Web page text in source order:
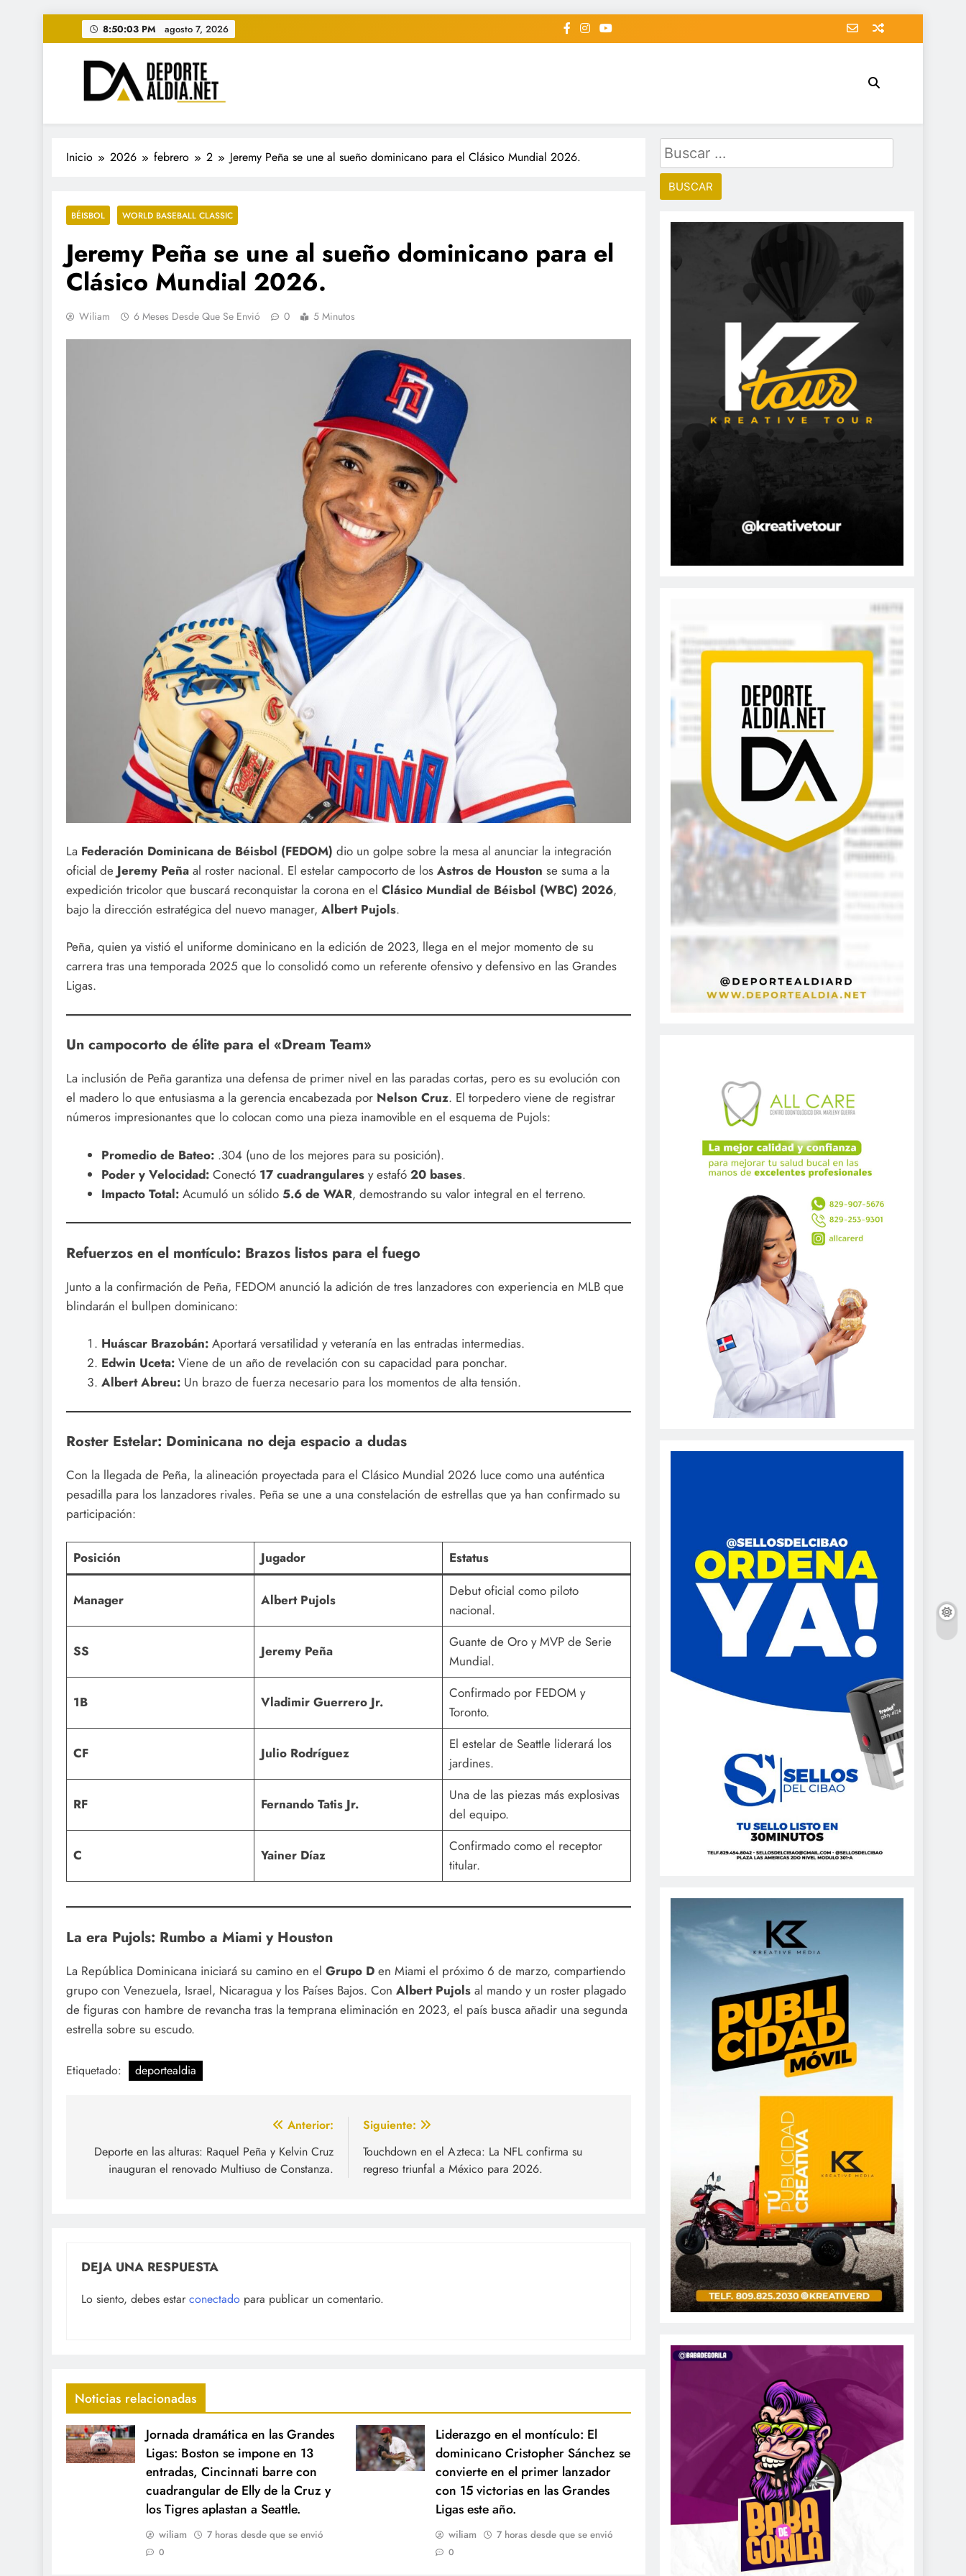
al
contenido
8:50:05 PM agosto 7, 2026
• DEPORTE AL DIA • "Periodico Deportivo Digital"
www.deportealdia.net #deportealdia #deportealdiard #deportealdiaperiodico
Inicio 2026 febrero 2 Jeremy Peña se une al sueño dominicano para el Clásico Mundial 2026.
BÉISBOL WORLD BASEBALL CLASSIC
Jeremy Peña se une al sueño dominicano para el
Clásico Mundial 2026.
Wiliam 6 Meses Desde Que Se Envió 0 5 Minutos
La Federación Dominicana de Béisbol (FEDOM) dio un golpe sobre la mesa al anunciar la integración
oficial de Jeremy Peña al roster nacional. El estelar campocorto de los Astros de Houston se suma a la
expedición tricolor que buscará reconquistar la corona en el Clásico Mundial de Béisbol (WBC) 2026,
bajo la dirección estratégica del nuevo manager, Albert Pujols.
Peña, quien ya vistió el uniforme dominicano en la edición de 2023, llega en el mejor momento de su
carrera tras una temporada 2025 que lo consolidó como un referente ofensivo y defensivo en las Grandes
Ligas.
Un campocorto de élite para el «Dream Team»
La inclusión de Peña garantiza una defensa de primer nivel en las paradas cortas, pero es su evolución con
el madero lo que entusiasma a la gerencia encabezada por Nelson Cruz. El torpedero viene de registrar
números impresionantes que lo colocan como una pieza inamovible en el esquema de Pujols:
Promedio de Bateo:.304 (uno de los mejores para su posición).
Poder y Velocidad:Conectó 17 cuadrangularesy estafó 20 bases.
Impacto Total:Acumuló un sólido 5.6 de WAR, demostrando su valor integral en el terreno.
Refuerzos en el montículo: Brazos listos para el fuego
Junto a la confirmación de Peña, FEDOM anunció la adición de tres lanzadores con experiencia en MLB que
blindarán el bullpen dominicano:
Huáscar Brazobán:Aportará versatilidad y veteranía en las entradas intermedias.
Edwin Uceta:Viene de un año de revelación con su capacidad para ponchar.
Albert Abreu:Un brazo de fuerza necesario para los momentos de alta tensión.
Roster Estelar: Dominicana no deja espacio a dudas
Con la llegada de Peña, la alineación proyectada para el Clásico Mundial 2026 luce como una auténtica
pesadilla para los lanzadores rivales. Peña se une a una constelación de estrellas que ya han confirmado su
participación:
Posición Jugador Estatus
Manager Albert Pujols
Debut oficial como piloto
nacional.
SS Jeremy Peña
Guante de Oro y MVP de Serie
Mundial.
1B Vladimir Guerrero Jr.
Confirmado por FEDOM y
Toronto.
CF Julio Rodríguez
El estelar de Seattle liderará los
jardines.
RF Fernando Tatis Jr.
Una de las piezas más explosivas
del equipo.
C Yainer Díaz
Confirmado como el receptor
titular.
La era Pujols: Rumbo a Miami y Houston
La República Dominicana iniciará su camino en el Grupo D en Miami el próximo 6 de marzo, compartiendo
grupo con Venezuela, Israel, Nicaragua y los Países Bajos. Con Albert Pujols al mando y un roster plagado
de figuras con hambre de revancha tras la temprana eliminación en 2023, el país busca añadir una segunda
estrella sobre su escudo.
Etiquetado: deportealdia
de
entradas
Anterior:
Deporte en las alturas: Raquel Peña y Kelvin Cruz
inauguran el renovado Multiuso de Constanza.
Siguiente:
Touchdown en el Azteca: La NFL confirma su
regreso triunfal a México para 2026.
DEJA UNA RESPUESTA
Lo siento, debes estar conectado para publicar un comentario.
Noticias relacionadas
Jornada dramática en las Grandes
Ligas: Boston se impone en 13
entradas, Cincinnati barre con
cuadrangular de Elly de la Cruz y
los Tigres aplastan a Seattle.
wiliam 7 horas desde que se envió
0
Liderazgo en el montículo: El
dominicano Cristopher Sánchez se
convierte en el primer lanzador
con 15 victorias en las Grandes
Ligas este año.
wiliam 7 horas desde que se envió
0
Buscar: